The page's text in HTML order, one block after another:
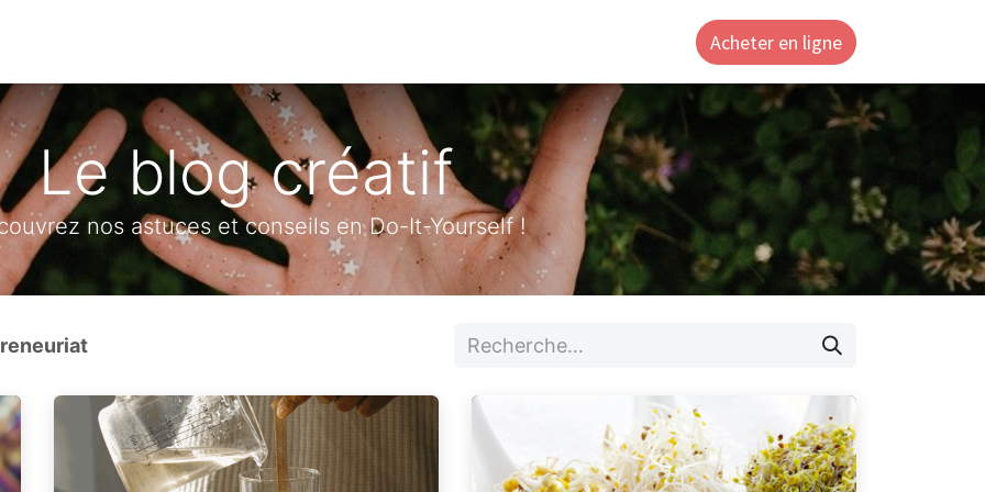
Acheter en ligne
Le blog créatif
nos astuces et conseils en Do-It-Yourself !